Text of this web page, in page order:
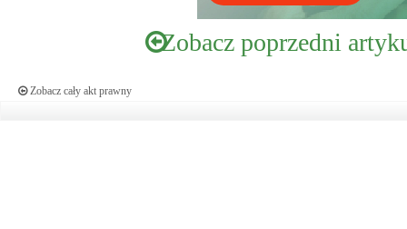
Zobacz poprzedni
Zobacz cały akt prawny